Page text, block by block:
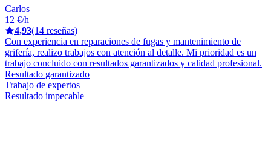
Carlos
12 €/h
4,93(14 reseñas)
Con experiencia en reparaciones de fugas y mantenimiento de
grifería, realizo trabajos con atención al detalle. Mi prioridad es un
trabajo concluido con resultados garantizados y calidad profesional.
Resultado garantizado
Trabajo de expertos
Resultado impecable